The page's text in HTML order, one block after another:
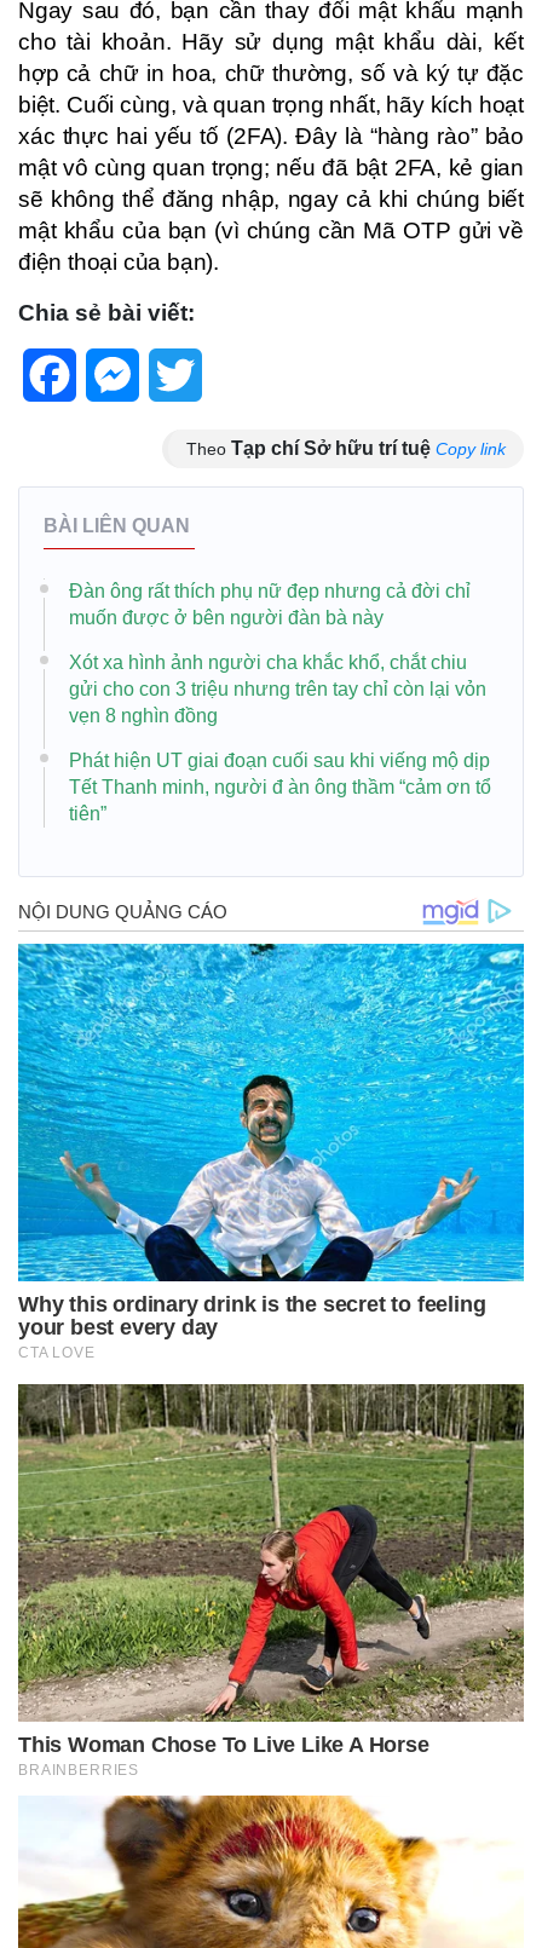
Ngay sau đó, bạn cần thay đổi mật khẩu mạnh
cho tài khoản. Hãy sử dụng mật khẩu dài, kết
hợp cả chữ in hoa, chữ thường, số và ký tự đặc
biệt. Cuối cùng, và quan trọng nhất, hãy kích hoạt
xác thực hai yếu tố (2FA). Đây là “hàng rào” bảo
mật vô cùng quan trọng; nếu đã bật 2FA, kẻ gian
sẽ không thể đăng nhập, ngay cả khi chúng biết
mật khẩu của bạn (vì chúng cần Mã OTP gửi về
điện thoại của bạn).
Chia sẻ bài viết:
FacebookMessenger
Theo Tạp chí Sở hữu trí tuệ Copy link
BÀI LIÊN QUAN
Đàn ông rất thích phụ nữ đẹp nhưng cả đời chỉ
muốn được ở bên người đàn bà này
Xót xa hình ảnh người cha khắc khổ, chắt chiu
gửi cho con 3 triệu nhưng trên tay chỉ còn lại vỏn
vẹn 8 nghìn đồng
Phát hiện UT giai đoạn cuối sau khi viếng mộ dịp
Tết Thanh minh, người đ àn ông thầm “cảm ơn tổ
tiên”